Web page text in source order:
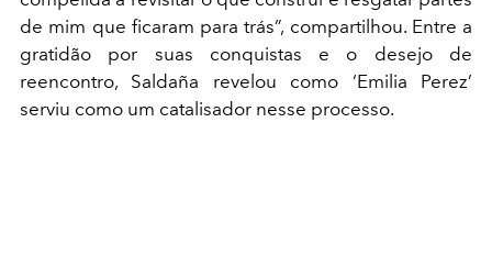
de mim que ficaram para trás”, compartilhou. Entre a
gratidão por suas conquistas e o desejo de
reencontro, Saldaña revelou como ‘Emilia Perez’
serviu como um catalisador nesse processo.